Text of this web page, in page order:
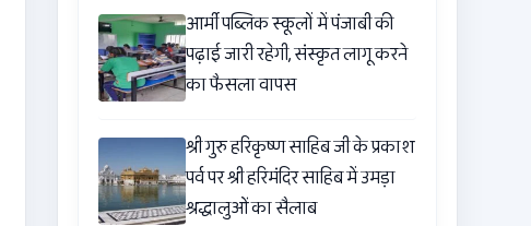
आर्मी पब्लिक स्कूलों में पंजाबी की
पढ़ाई जारी रहेगी, संस्कृत लागू करने
का फैसला वापस
श्री गुरु हरिकृष्ण साहिब जी के प्रकाश
पर्व पर श्री हरिमंदिर साहिब में उमड़ा
श्रद्धालुओं का सैलाब